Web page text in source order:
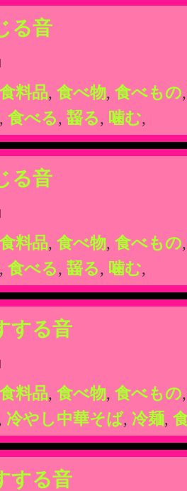
る音
食料品, 食べ物, 食べもの
, 食べる, 齧る, 噛む,
る音
食料品, 食べ物, 食べもの
, 食べる, 齧る, 噛む,
する音
食料品, 食べ物, 食べもの
冷やし中華そば, 冷麺,
する音